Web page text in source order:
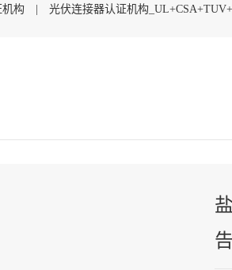
构 光伏连接器认证机构
证检测
告